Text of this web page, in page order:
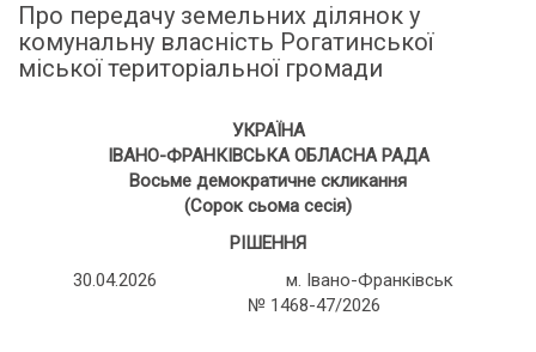
Про передачу земельних ділянок у
комунальну власність Рогатинської
міської територіальної громади
УКРАЇНА
ІВАНО-ФРАНКІВСЬКА ОБЛАСНА РАДА
Восьме демократичне скликання
(Сорок сьома сесія)
РІШЕННЯ
30.04.2026 м. Івано-Франківськ
№ 1468-47/2026